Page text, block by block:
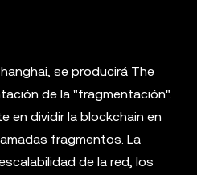
se producirá The
de la "fragmentación".
en dividir la blockchain en
fragmentos. La
de la red, los